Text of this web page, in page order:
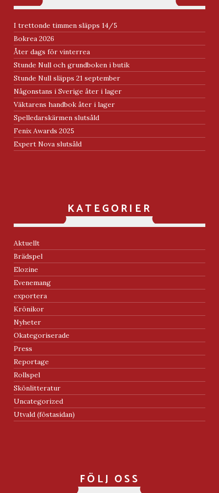
I trettonde timmen släpps 14/5
Bokrea 2026
Åter dags för vinterrea
Stunde Null och grundboken i butik
Stunde Null släpps 21 september
Någonstans i Sverige åter i lager
Väktarens handbok åter i lager
Spelledarskärmen slutsåld
Fenix Awards 2025
Expert Nova slutsåld
KATEGORIER
Aktuellt
Brädspel
Elozine
Evenemang
exportera
Krönikor
Nyheter
Okategoriserade
Press
Reportage
Rollspel
Skönlitteratur
Uncategorized
Utvald (föstasidan)
FÖLJ OSS